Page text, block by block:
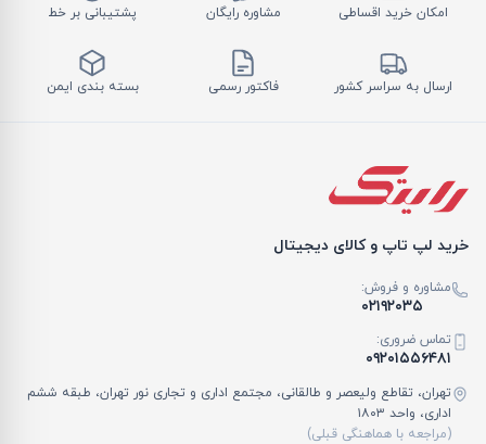
امکان خرید اقساطی مشاوره رایگان پشتیبانی بر خط
ارسال به سراسر کشور فاکتور رسمی بسته بندی ایمن
خرید لپ تاپ و کالای دیجیتال
مشاوره و فروش:
۰۲۱۹۲۰۳۵
تماس ضروری:
۰۹۲۰۱۵۵۶۴۸۱
تهران، تقاطع ولیعصر و طالقانی، مجتمع اداری و تجاری نور تهران، طبقه ششم
اداری، واحد ۱۸۰۳
(مراجعه با هماهنگی قبلی)